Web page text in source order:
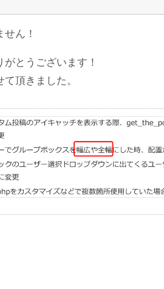
ん！
とうございます！
頂きました。